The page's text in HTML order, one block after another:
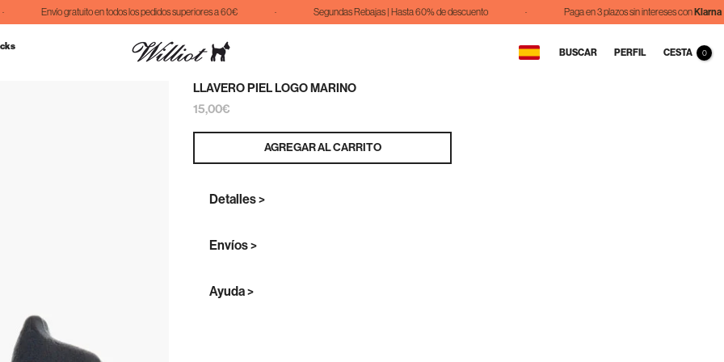
Envío gratuito en todos los pedidos superiores a 60€ Segundas Rebajas | Hasta 60% de descuento Paga en 3 plazos sin intereses conKlarna
BUSCAR PERFIL CESTA 0
LLAVERO PIEL LOGO MARINO
15,00€
AGREGAR AL CARRITO
Detalles >
Envíos >
Ayuda >